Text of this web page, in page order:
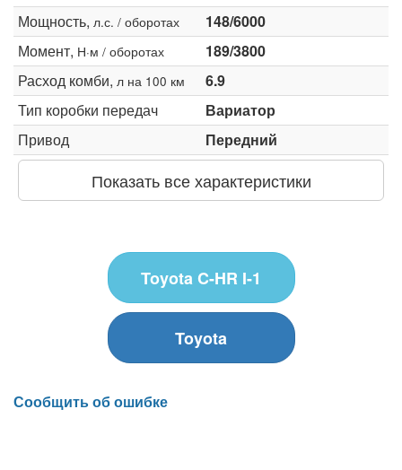
Мощность, л.с. / оборотах
148/6000
Момент, Н·м / оборотах
189/3800
Расход комби, л на 100 км
6.9
Тип коробки передач
Вариатор
Привод
Передний
Показать все характеристики
Toyota C-HR I-1
Toyota
Сообщить об ошибке